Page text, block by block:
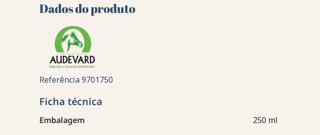
Dados do produto
Referência9701750
Ficha técnica
Embalagem 250 ml